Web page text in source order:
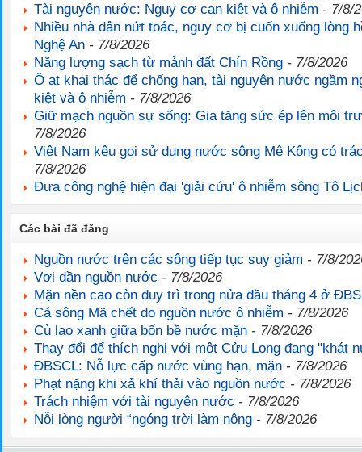
Tài nguyên nước: Nguy cơ cạn kiệt và ô nhiễm - 7/8/
Nhiều nhà dân nứt toác, nguy cơ bị cuốn xuống lòng
Nghệ An - 7/8/2026
Năng lượng sạch từ mảnh đất Chín Rồng - 7/8/2026
Ồ ạt khai thác để chống hạn, tài nguyên nước ngầm
kiệt và ô nhiễm - 7/8/2026
Giữ mạch nguồn sự sống: Gia tăng sức ép lên môi
7/8/2026
Việt Nam kêu gọi sử dụng nước sông Mê Kông có
7/8/2026
Đưa công nghệ hiện đại 'giải cứu' ô nhiễm sông Tô
Các bài đã đăng
Nguồn nước trên các sông tiếp tục suy giảm - 7/8/
Vơi dần nguồn nước - 7/8/2026
Mặn nền cao còn duy trì trong nửa đầu tháng 4 ở
Cá sông Mã chết do nguồn nước ô nhiễm - 7/8/2026
Cù lao xanh giữa bốn bề nước mặn - 7/8/2026
Thay đổi để thích nghi với một Cửu Long đang "khát
ĐBSCL: Nỗ lực cấp nước vùng hạn, mặn - 7/8/2026
Phạt nặng khi xả khí thải vào nguồn nước - 7/8/2026
Trách nhiệm với tài nguyên nước - 7/8/2026
Nỗi lòng người “ngóng trời làm nông - 7/8/2026